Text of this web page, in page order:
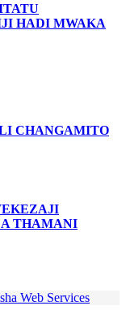
HADI MWAKA
CHANGAMITO
THAMANI
Web Services